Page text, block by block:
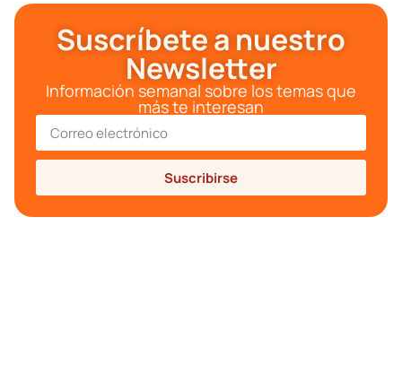
Suscríbete a nuestro
Newsletter
Información semanal sobre los temas que
más te interesan
Suscribirse